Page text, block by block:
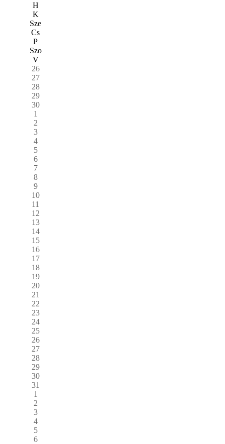
H
K
Sze
Cs
P
Szo
V
26
27
28
29
30
1
2
3
4
5
6
7
8
9
10
11
12
13
14
15
16
17
18
19
20
21
22
23
24
25
26
27
28
29
30
31
1
2
3
4
5
6